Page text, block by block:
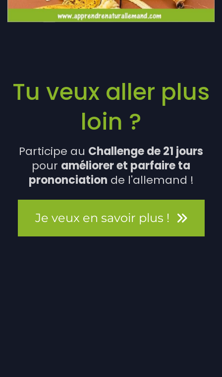
Tu veux aller plus
loin ?
Participe au Challenge de 21 jours
pour améliorer et parfaire ta
prononciation de l'allemand !
Je veux en savoir plus !